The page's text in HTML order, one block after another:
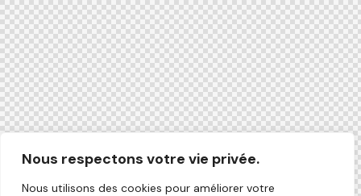
Nous respectons votre vie privée.
Nous utilisons des cookies pour améliorer votre